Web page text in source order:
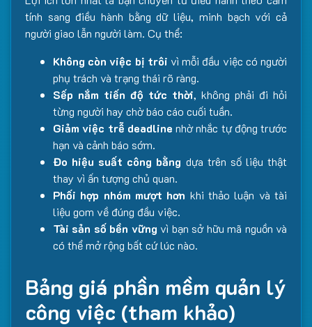
tính sang điều hành bằng dữ liệu, minh bạch với cả
người giao lẫn người làm. Cụ thể:
Không còn việc bị trôi vì mỗi đầu việc có người
phụ trách và trạng thái rõ ràng.
Sếp nắm tiến độ tức thời, không phải đi hỏi
từng người hay chờ báo cáo cuối tuần.
Giảm việc trễ deadline nhờ nhắc tự động trước
hạn và cảnh báo sớm.
Đo hiệu suất công bằng dựa trên số liệu thật
thay vì ấn tượng chủ quan.
Phối hợp nhóm mượt hơn khi thảo luận và tài
liệu gom về đúng đầu việc.
Tài sản số bền vững vì bạn sở hữu mã nguồn và
có thể mở rộng bất cứ lúc nào.
Bảng giá phần mềm quản lý
công việc (tham khảo)